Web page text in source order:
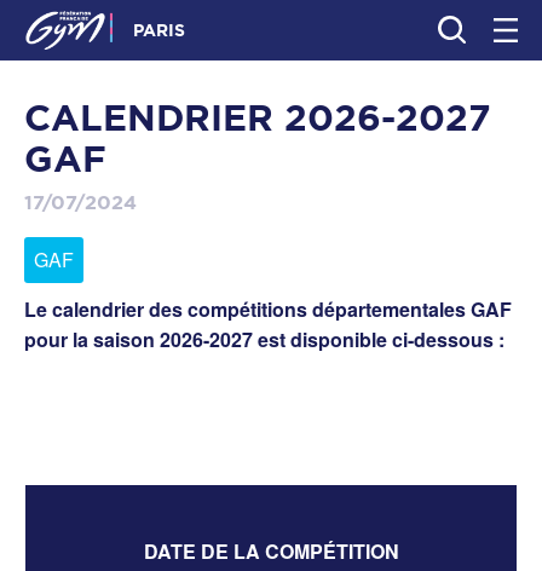
PARIS
CALENDRIER 2026-2027
GAF
17/07/2024
GAF
Le calendrier des compétitions départementales GAF
pour la saison 2026-2027 est disponible ci-dessous :
DATE DE LA COMPÉTITION